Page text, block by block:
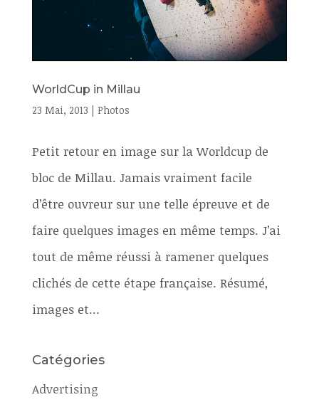
WorldCup in Millau
23 Mai, 2013 | Photos
Petit retour en image sur la Worldcup de
bloc de Millau. Jamais vraiment facile
d’être ouvreur sur une telle épreuve et de
faire quelques images en même temps. J’ai
tout de même réussi à ramener quelques
clichés de cette étape française. Résumé,
images et...
Catégories
Advertising